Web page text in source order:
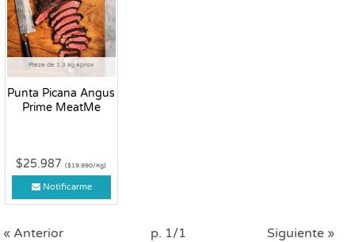
Pieza de 1.3 kg aprox
Punta Picana Angus
Prime MeatMe
$25.987($19.990/Kg)
Notificarme
« Anterior p. 1/1 Siguiente »